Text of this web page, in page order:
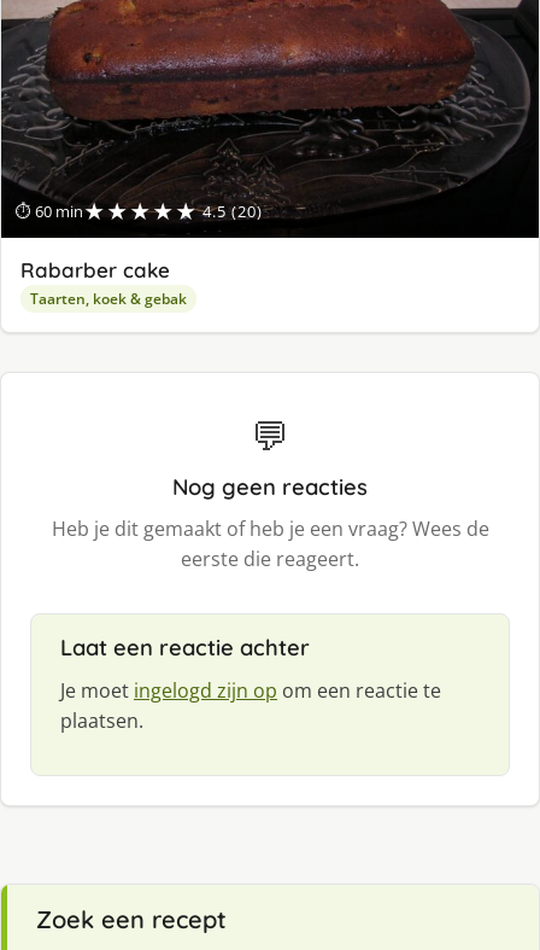
⏱ 60 min★★★★★ 4.5 (20)
Rabarber cake
Taarten, koek & gebak
💬
Nog geen reacties
Heb je dit gemaakt of heb je een vraag? Wees de
eerste die reageert.
Laat een reactie achter
Je moet ingelogd zijn op om een reactie te
plaatsen.
Zoek een recept